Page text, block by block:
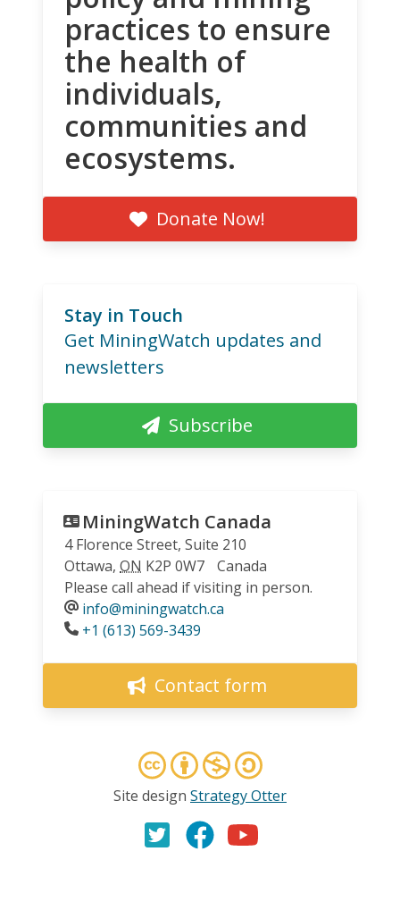
practices to ensure
the health of
individuals,
communities and
ecosystems.
Donate Now!
Stay in Touch
Get MiningWatch updates and
newsletters
Subscribe
MiningWatch Canada
4 Florence Street, Suite 210
Ottawa, ON K2P 0W7
Canada
Please call ahead if visiting in person.
info@miningwatch.ca
Phone
+1 (613) 569-3439
Contact form
Site design Strategy Otter